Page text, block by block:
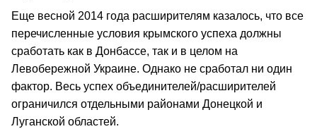
Еще весной 2014 года расширителям казалось, что все
перечисленные условия крымского успеха должны
сработать как в Донбассе, так и в целом на
Левобережной Украине. Однако не сработал ни один
фактор. Весь успех объединителей/расширителей
ограничился отдельными районами Донецкой и
Луганской областей.